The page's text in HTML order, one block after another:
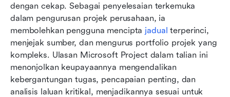
dengan cekap. Sebagai penyelesaian terkemuka
dalam pengurusan projek perusahaan, ia
membolehkan pengguna mencipta jadual terperinci,
menjejak sumber, dan mengurus portfolio projek yang
kompleks. Ulasan Microsoft Project dalam talian ini
menonjolkan keupayaannya mengendalikan
kebergantungan tugas, pencapaian penting, dan
analisis laluan kritikal, menjadikannya sesuai untuk